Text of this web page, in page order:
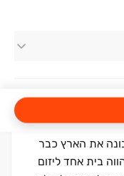
את הארץ כבר
מהווה בית אחד ליזום